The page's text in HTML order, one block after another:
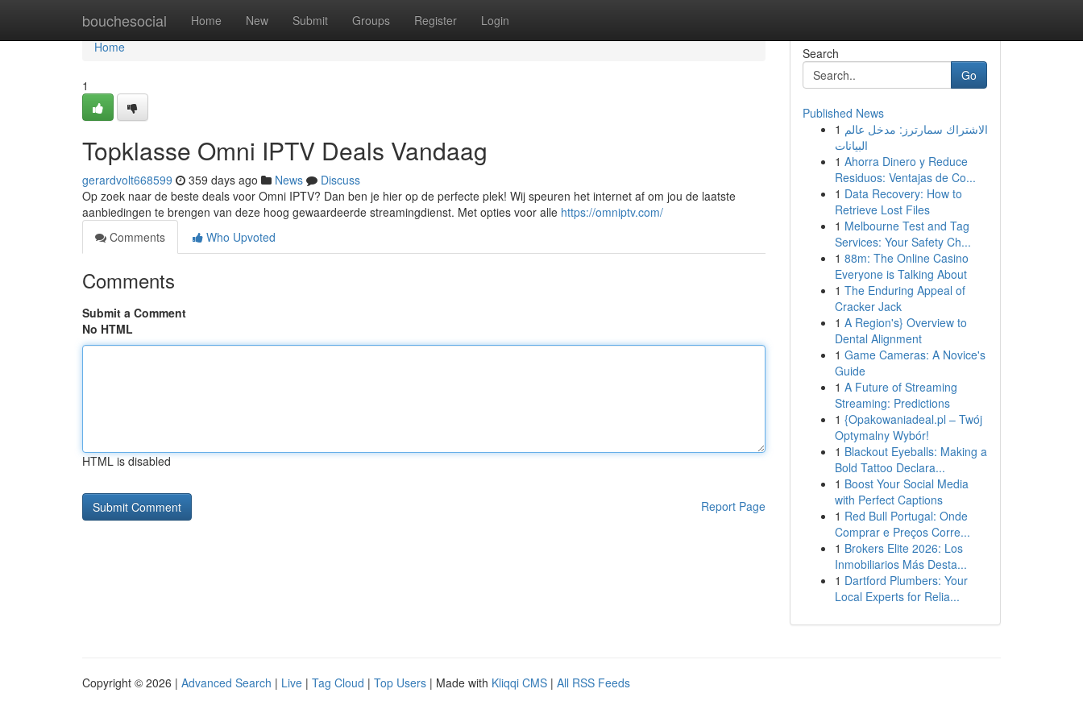
bouchesocial Home New Submit Groups Register Login
Home
Home
1
Topklasse Omni IPTV Deals Vandaag
gerardvolt668599 359 days ago News
Discuss
Op zoek naar de beste deals voor Omni IPTV? Dan ben je hier op de perfecte plek! Wij speuren het internet af om jou de laatste
aanbiedingen te brengen van deze hoog gewaardeerde streamingdienst. Met opties voor alle https://omniptv.com/
Comments
Who Upvoted
Comments
Submit a Comment
No HTML
HTML is disabled
Report Page
Search
Go
Published News
1 الاشتراك سمارترز: مدخل عالم
البيانات
1 Ahorra Dinero y Reduce
Residuos: Ventajas de Co...
1 Data Recovery: How to
Retrieve Lost Files
1 Melbourne Test and Tag
Services: Your Safety Ch...
1 88m: The Online Casino
Everyone is Talking About
1 The Enduring Appeal of
Cracker Jack
1 A Region's} Overview to
Dental Alignment
1 Game Cameras: A Novice's
Guide
1 A Future of Streaming
Streaming: Predictions
1 {Opakowaniadeal.pl – Twój
Optymalny Wybór!
1 Blackout Eyeballs: Making a
Bold Tattoo Declara...
1 Boost Your Social Media
with Perfect Captions
1 Red Bull Portugal: Onde
Comprar e Preços Corre...
1 Brokers Elite 2026: Los
Inmobiliarios Más Desta...
1 Dartford Plumbers: Your
Local Experts for Relia...
Copyright © 2026 | Advanced Search | Live | Tag Cloud | Top Users | Made with Kliqqi CMS | All RSS Feeds